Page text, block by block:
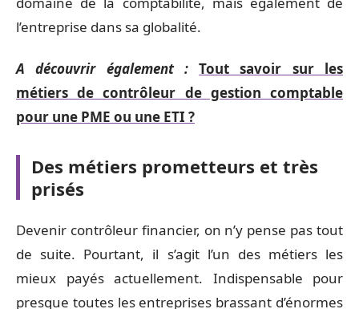
l’entreprise dans sa globalité.
A découvrir également : Tout savoir sur les
métiers de contrôleur de gestion comptable
pour une PME ou une ETI ?
Des métiers prometteurs et très
prisés
Devenir contrôleur financier, on n’y pense pas tout
de suite. Pourtant, il s’agit l’un des métiers les
mieux payés actuellement. Indispensable pour
presque toutes les entreprises brassant d’énormes